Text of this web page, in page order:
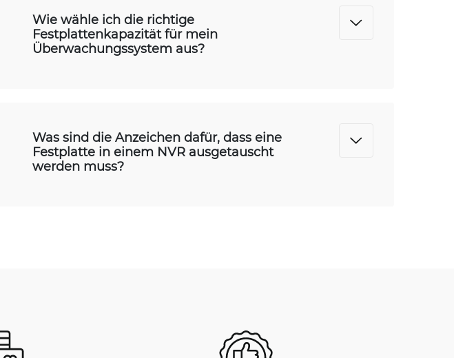
Wie wähle ich die richtige
Festplattenkapazität für mein
Überwachungssystem aus?
Was sind die Anzeichen dafür, dass eine
Festplatte in einem NVR ausgetauscht
werden muss?